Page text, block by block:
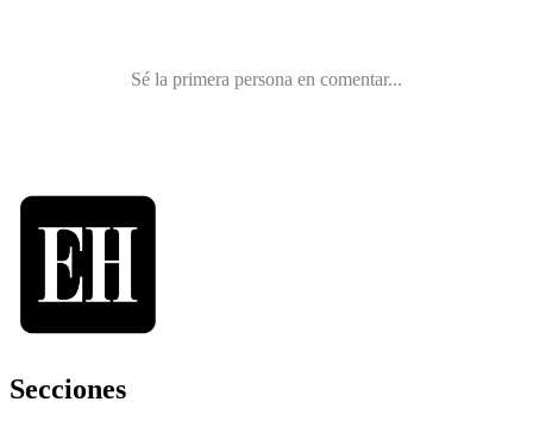
Secciones